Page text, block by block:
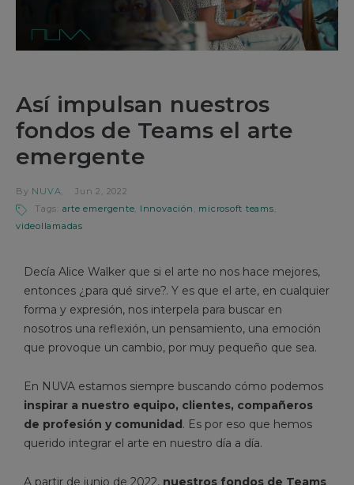
Así impulsan nuestros
fondos de Teams el arte
emergente
By NUVA
Jun 2, 2022
Tags: arte emergente, Innovación , microsoft teams,
videollamadas
Decía Alice Walker que si el arte no nos hace mejores,
entonces ¿para qué sirve?. Y es que el arte, en cualquier
forma y expresión, nos interpela para buscar en
nosotros una reflexión, un pensamiento, una emoción
que provoque un cambio, por muy pequeño que sea.
En NUVA estamos siempre buscando cómo podemos
inspirar a nuestro equipo, clientes, compañeros
de profesión y comunidad . Es por eso que hemos
querido integrar el arte en nuestro día a día.